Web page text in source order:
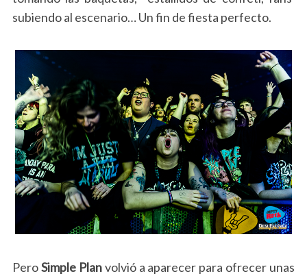
subiendo al escenario… Un fin de fiesta perfecto.
PeroSimple Planvolvió a aparecer para ofrecer unas